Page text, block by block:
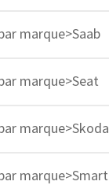
marque>Saab
marque>Seat
marque>Skoda
marque>Smart